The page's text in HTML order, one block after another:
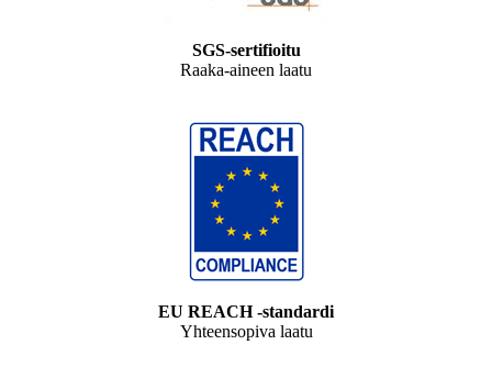
SGS-sertifioitu
Raaka-aineen laatu
EU REACH -standardi
Yhteensopiva laatu